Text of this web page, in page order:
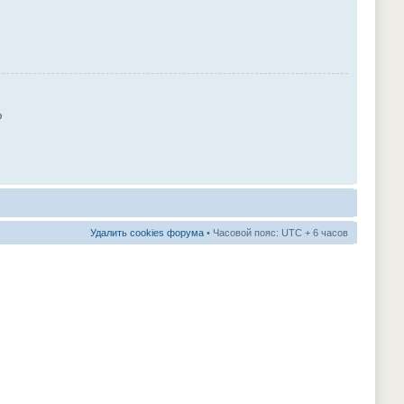
Удалить cookies форума • Часовой пояс: UTC + 6 часов